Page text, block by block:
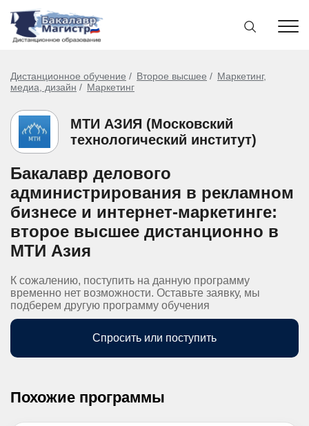
Дистанционное обучение Второе высшее
Маркетинг,
медиа, дизайн
Маркетинг
МТИ АЗИЯ (Московский
технологический институт)
Бакалавр делового
администрирования в рекламном
бизнесе и интернет-маркетинге:
второе высшее дистанционно в
МТИ Азия
К сожалению, поступить на данную программу
временно нет возможности. Оставьте заявку, мы
подберем другую программу обучения
Спросить или поступить
Похожие программы